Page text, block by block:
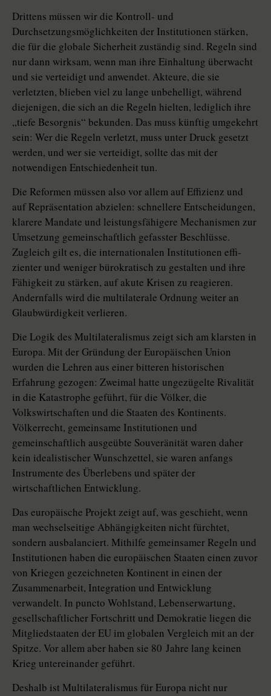
Drittens müssen wir die Kontroll- und
Durchsetzungsmöglichkeiten der Institutionen stärken,
die für die globale Sicherheit zuständig sind. Regeln sind
nur dann wirksam, wenn man ihre Einhaltung überwacht
und sie verteidigt und anwendet. Akteure, die sie
verletzten, blieben viel zu lange unbehelligt, während
diejenigen, die sich an die Regeln hielten, lediglich ihre
„tiefe Besorgnis“ bekunden. Das muss künftig umgekehrt
sein: Wer die Regeln verletzt, muss unter Druck gesetzt
werden, und wer sie verteidigt, sollte das mit der
notwendigen Entschiedenheit tun.
Die Reformen müssen also vor allem auf ­Effizienz und
auf Repräsentation abzielen: schnellere Entscheidungen,
klarere Mandate und leistungsfähigere Mechanismen zur
Umsetzung gemeinschaftlich gefasster Beschlüsse.
Zugleich gilt es, die internationalen Institutionen effi­
zien­ter und weniger bürokratisch zu gestalten und ihre
Fähigkeit zu stärken, auf akute Krisen zu reagieren.
Andernfalls wird die multilaterale Ordnung weiter an
Glaubwürdigkeit verlieren.
Die Logik des Multilateralismus zeigt sich am klarsten in
Europa. Mit der Gründung der Europäischen Union
wurden die Lehren aus einer bitteren historischen
Erfahrung gezogen: Zweimal hatte ungezügelte Rivalität
in die Katastrophe geführt, für die Völker, die
Volkswirtschaften und die Staaten des Kontinents.
Völkerrecht, gemeinsame Institutionen und
gemeinschaftlich ausgeübte Souveränität waren daher
kein idealistischer Wunschzettel, sie waren anfangs
Instrumente des Überlebens und später der
wirtschaftlichen Entwicklung.
Das europäische Projekt zeigt auf, was geschieht, wenn
man wechselseitige Abhängigkeiten nicht fürchtet,
sondern ausbalanciert. Mithilfe gemeinsamer Regeln und
Institutionen haben die europäischen Staaten einen zuvor
von Kriegen gezeichneten Kontinent in einen der
Zusammenarbeit, Integration und Entwicklung
verwandelt. In puncto Wohlstand, Lebenserwartung,
gesellschaftlicher Fortschritt und Demokratie liegen die
Mitgliedstaaten der EU im globalen Vergleich mit an der
Spitze. Vor allem aber haben sie 80 Jahre lang keinen
Krieg untereinander geführt.
Deshalb ist Multilateralismus für Europa nicht nur